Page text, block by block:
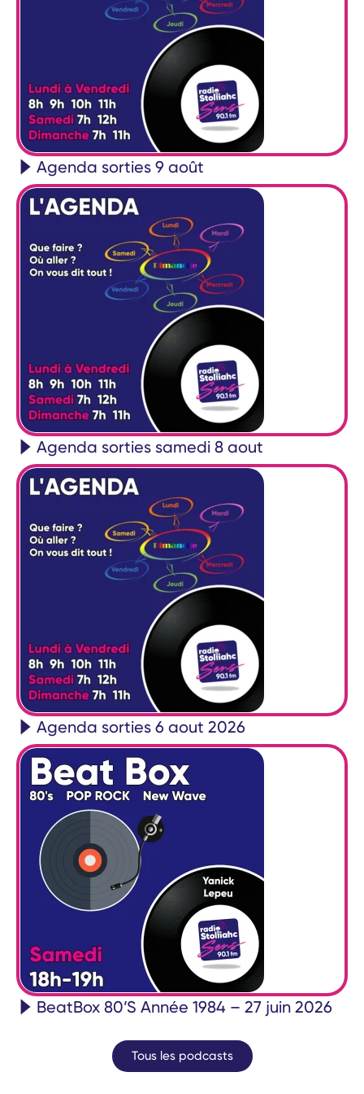
Agenda sorties 9 août
Agenda sorties samedi 8 aout
Agenda sorties 6 aout 2026
BeatBox 80’S Année 1984 – 27 juin 2026
Tous les podcasts